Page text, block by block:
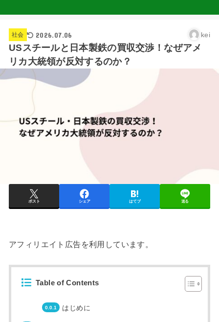
社会 2026.07.06 kei
USスチールと日本製鉄の買収交渉！なぜアメ
リカ大統領が反対するのか？
ポスト シェア はてブ 送る
アフィリエイト広告を利用しています。
Table of Contents
はじめに